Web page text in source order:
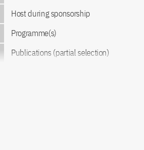
Host during sponsorship
Programme(s)
Publications (partial selection)